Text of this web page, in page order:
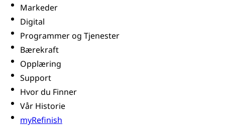
Markeder
Digital
Programmer og Tjenester
Bærekraft
Opplæring
Support
Hvor du Finner
Vår Historie
myRefinish